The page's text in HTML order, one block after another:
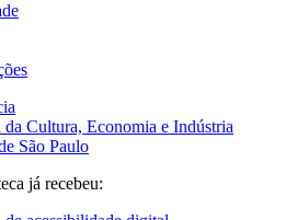
Cultura, Economia e Indústria
São Paulo
já recebeu: